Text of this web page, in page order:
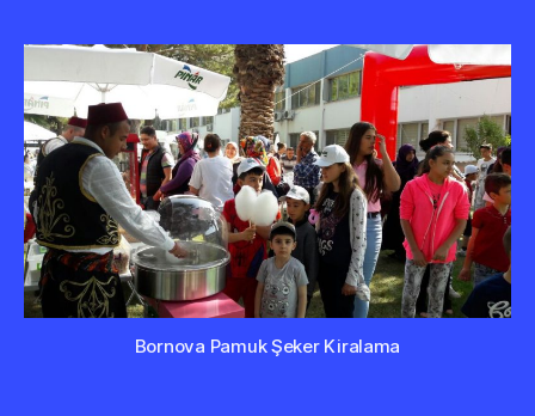
0
210
22
20
Bornova Pamuk Şeker Kiralama